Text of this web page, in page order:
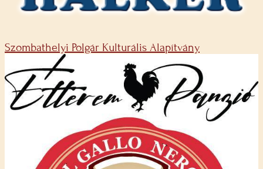
Szombathelyi Polgár Kulturális Alapítvány